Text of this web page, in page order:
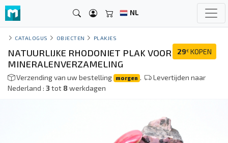
NL
CATALOGUS OBJECTEN PLAKJES
29€ KOPEN
NATUURLIJKE RHODONIET PLAK VOOR
MINERALENVERZAMELING
Verzending van uw bestelling morgen .
Levertijden naar
Nederland : 3tot 8werkdagen